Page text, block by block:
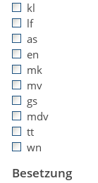
kl
lf
as
en
mk
mv
gs
mdv
tt
wn
Besetzung